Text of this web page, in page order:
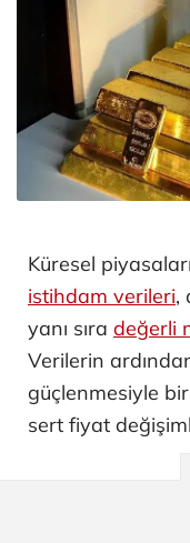
Küresel
istihdam verileri,
yanı sıra değerli
Verilerin
güçlenmesiyle
sert fiyat